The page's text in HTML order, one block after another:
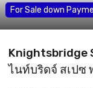
For Sale down
Knightsbridge
ไนท์บริดจ์ สเปซ